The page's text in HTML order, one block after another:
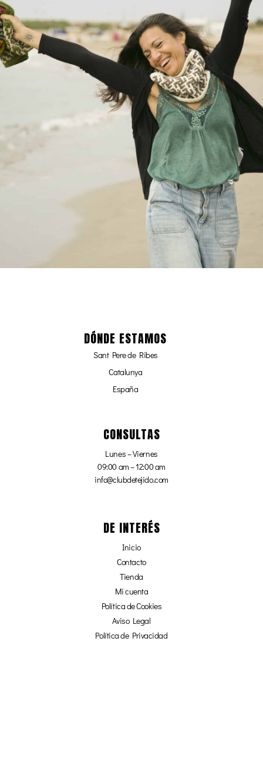
DÓNDE ESTAMOS
Sant Pere de Ribes
Catalunya
España
CONSULTAS
Lunes – Viernes
09:00 am – 12:00 am
info@clubdetejido.com
DE INTERÉS
Inicio
Contacto
Tienda
Mi cuenta
Política de Cookies
Aviso Legal
Política de Privacidad